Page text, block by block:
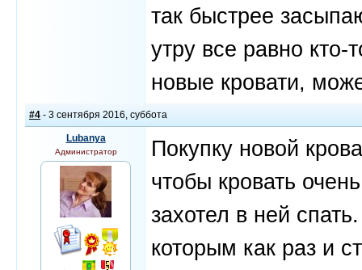
так быстрее
утру все равно
новые кровати,
#4 - 3 сентября 2016, суббота
Lubanya
Администратор
Покупку новой
чтобы кровать
захотел в ней
которым как раз и